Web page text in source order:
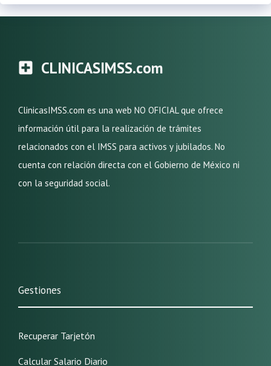
CLINICASIMSS.com
ClinicasIMSS.com es una web NO OFICIAL que ofrece
información útil para la realización de trámites
relacionados con el IMSS para activos y jubilados. No
cuenta con relación directa con el Gobierno de México ni
con la seguridad social.
Gestiones
Recuperar Tarjetón
Calcular Salario Diario